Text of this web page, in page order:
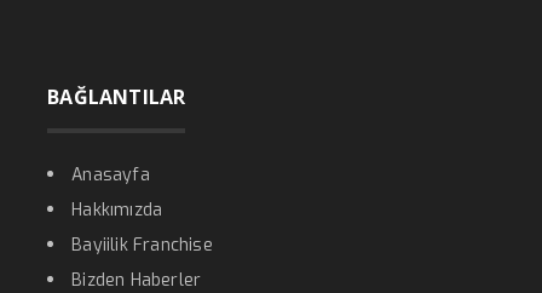
BAĞLANTILAR
Anasayfa
Hakkımızda
Bayiilik Franchise
Bizden Haberler